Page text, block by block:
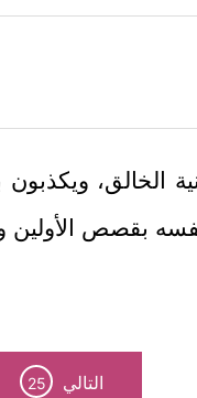
الخالق،
بقصص الأولين
التالي 25